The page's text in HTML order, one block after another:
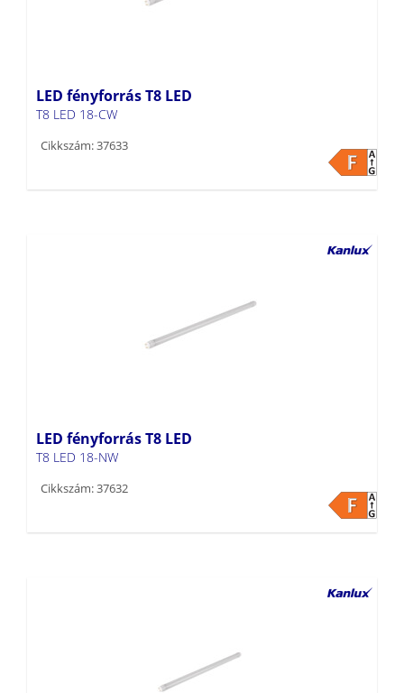
LED fényforrás T8 LED
T8 LED 18-CW
Cikkszám: 37633
LED fényforrás T8 LED
T8 LED 18-NW
Cikkszám: 37632